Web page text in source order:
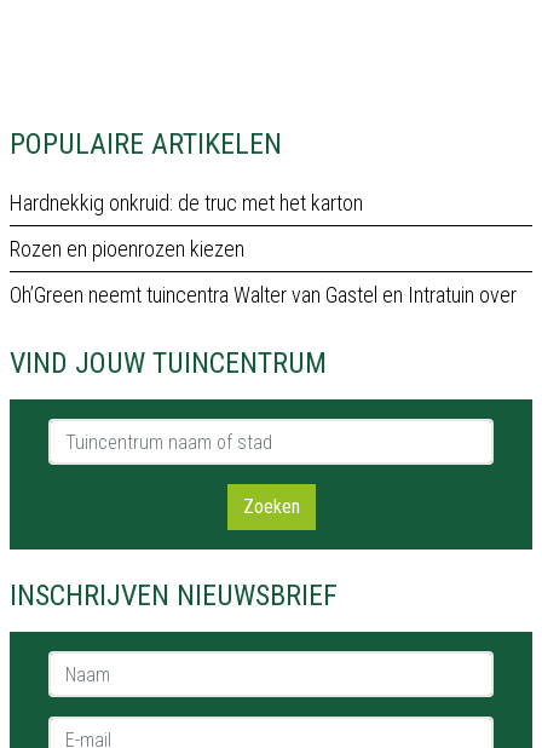
POPULAIRE ARTIKELEN
Hardnekkig onkruid: de truc met het karton
Rozen en pioenrozen kiezen
Oh’Green neemt tuincentra Walter van Gastel en Intratuin over
VIND JOUW TUINCENTRUM
Tuincentrum naam of stad
Zoeken
INSCHRIJVEN NIEUWSBRIEF
Naam *
E-mail *